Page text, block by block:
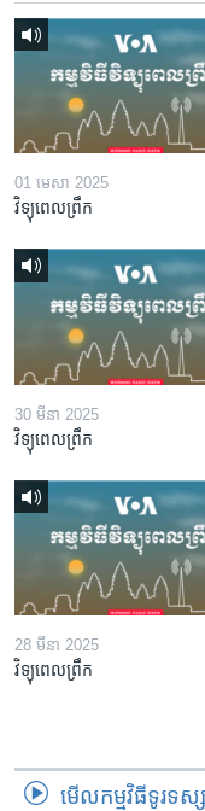
01 មេសា 2025
វិទ្យុពេលព្រឹក
30 មីនា 2025
វិទ្យុពេលព្រឹក
28 មីនា 2025
វិទ្យុពេលព្រឹក
មើល​កម្មវិធី​ទូរទស្